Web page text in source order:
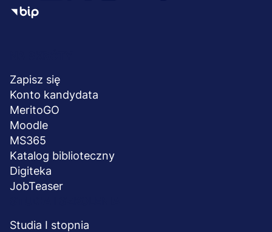
stopka
Zapisz się
Konto kandydata
MeritoGO
Moodle
MS365
Katalog biblioteczny
Digiteka
JobTeaser
Studia I stopnia